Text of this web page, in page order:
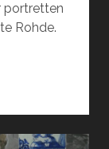
portretten
Rohde.